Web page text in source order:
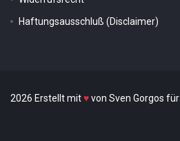
Haftungsausschluß (Disclaimer)
2026 Erstellt mit♥von Sven Gorgos für